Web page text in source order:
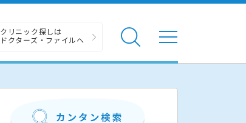
クリニック探しは
ドクターズ・ファイルへ